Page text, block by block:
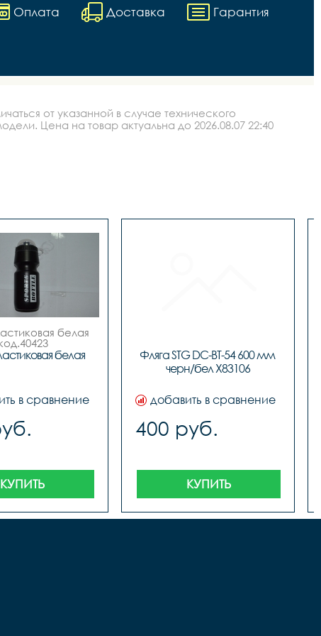
Оплата Доставка Гарантия
от указанной в случае технического
Цена на товар актуальна до 2026.08.07 22:40
белая
белая
в сравнение
КУПИТЬ
Фляга STG DC-BT-54 600 мм
черн/бел X83106
добавить в сравнение
400 руб.
КУПИТЬ